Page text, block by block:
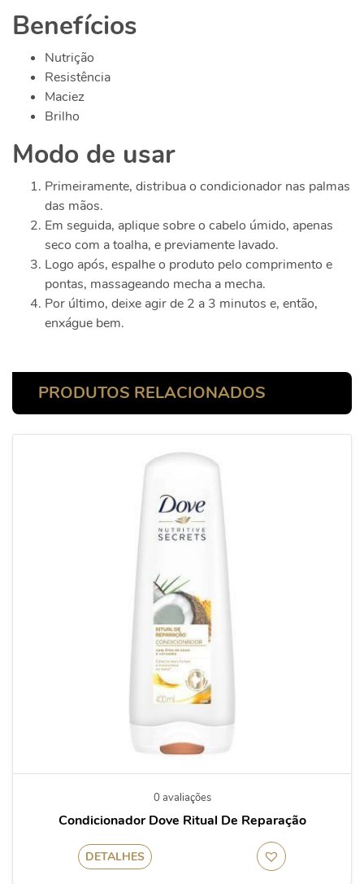
Benefícios
Nutrição
Resistência
Maciez
Brilho
Modo de usar
Primeiramente, distribua o condicionador nas palmas
das mãos.
Em seguida, aplique sobre o cabelo úmido, apenas
seco com a toalha, e previamente lavado.
Logo após, espalhe o produto pelo comprimento e
pontas, massageando mecha a mecha.
Por último, deixe agir de 2 a 3 minutos e, então,
enxágue bem.
PRODUTOS RELACIONADOS
0 avaliações
Condicionador Dove Ritual De Reparação
DETALHES